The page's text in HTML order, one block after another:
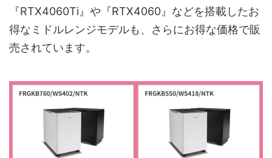
『RTX4060Ti』や『RTX4060』などを搭載したお
得なミドルレンジモデルも、さらにお得な価格で販
売されています。